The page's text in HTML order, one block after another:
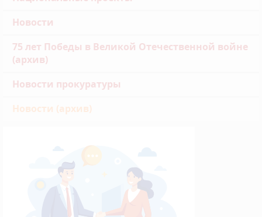
Новости
75 лет Победы в Великой Отечественной войне
(архив)
Новости прокуратуры
Новости (архив)